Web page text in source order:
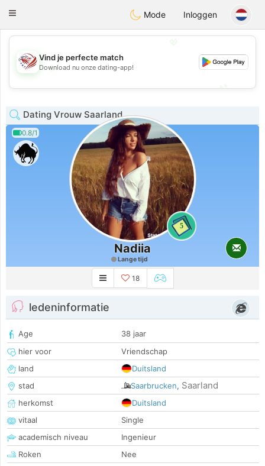
StatesDating
Toggle
Mode Inloggen
💖
💕
Vind je perfecte match
Download nu onze dating-app!
Dating Vrouw Saarland
0.8/1
5
Nadiia
Lange tijd
18
ledeninformatie
Age
38 jaar
hier voor
Vriendschap
land
Duitsland
stad
Saarbrucken, Saarland
herkomst
Duitsland
vitaal
Single
academisch niveau
Ingenieur
Roken
Nee